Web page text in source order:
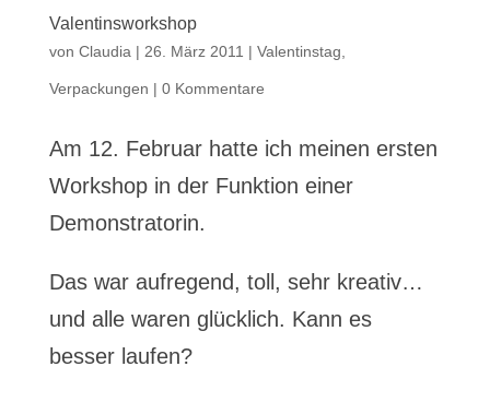
Valentinsworkshop
von Claudia | 26. März 2011 | Valentinstag
Verpackungen | 0 Kommentare
Am 12. Februar hatte ich meinen ersten
Workshop in der Funktion einer
Demonstratorin.
Das war aufregend, toll, sehr kreativ…
und alle waren glücklich. Kann es
besser laufen?